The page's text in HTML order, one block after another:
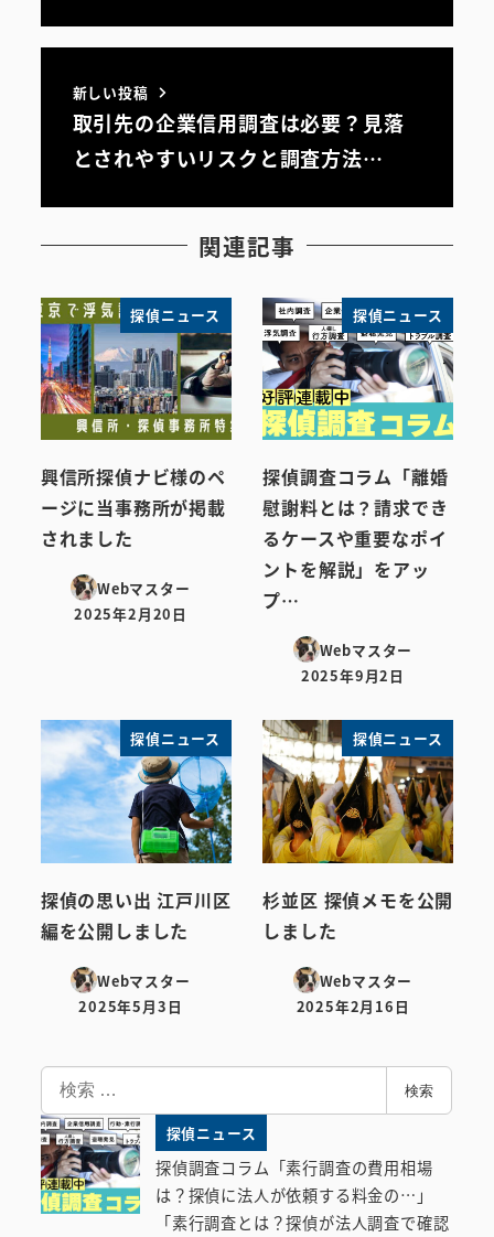
新しい投稿
取引先の企業信用調査は必要？見落
とされやすいリスクと調査方法…
関連記事
探偵ニュース
興信所探偵ナビ様のペ
ージに当事務所が掲載
されました
Webマスター
投稿日
2025年2月20日
探偵ニュース
探偵調査コラム「離婚
慰謝料とは？請求でき
るケースや重要なポイ
ントを解説」をアッ
プ…
Webマスター
投稿日
2025年9月2日
探偵ニュース
探偵の思い出 江戸川区
編を公開しました
Webマスター
投稿日
2025年5月3日
探偵ニュース
杉並区 探偵メモを公開
しました
Webマスター
投稿日
2025年2月16日
索
検索
探偵ニュース
探偵調査コラム「素行調査の費用相場
は？探偵に法人が依頼する料金の…」
「素行調査とは？探偵が法人調査で確認